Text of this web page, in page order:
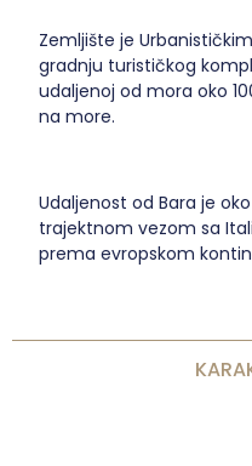
Zemljište je
gradnju turističkog
udaljenoj od mora oko
na more.
Udaljenost od Bara je
trajektnom vezom sa
prema evropskom